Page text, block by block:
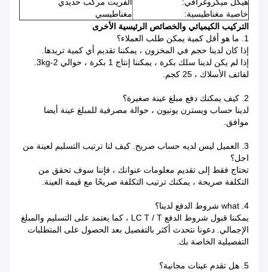
هيكل ميكروغرافي:
خاصية مغناطيسية:
الفريت مركب حديدي
مغناطيسي
التركيب الكيميائي والخصائص الرئيسية الأخرى
1. ما هو أقل كمية يمكن طلب العملاء؟
إذا كان لدينا حجم في المخزون ، يمكننا تقديم أي كمية تريدها.
إذا لم يكن لدينا سلك بكرة ، يمكننا إنتاج 1 بكرة ، حوالي 2-3kg.
لفائف الأسلاك ، 25 كجم.
2. كيف يمكنك دفع مبلغ عينة صغيرة؟
لدينا حساب ويسترن يونيون ، حوالة مصرفية للمبلغ عينة أيضا
موافق.
3. العميل ليس لديه حساب صريح. كيف لنا ترتيب التسليم لعينة من
اجل؟
تحتاج فقط إلى تقديم معلومات عنوانك ، فإننا سوف تحقق من
التكلفة صريحة ، يمكنك ترتيب التكلفة صريحًا مع قيمة العينة.
4. what شروط الدفع لدينا؟
يمكننا قبول شروط الدفع LC T / T ، كما يعتمد على التسليم والمبلغ
الإجمالي. دعونا نتحدث أكثر بالتفصيل بعد الحصول على المتطلبات
التفصيلية الخاصة بك.
5. هل تقدم عينات مجانية؟